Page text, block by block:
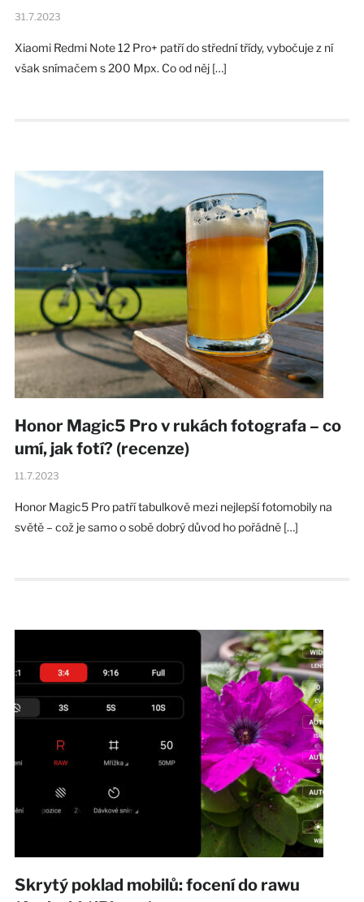
31.7.2023
Xiaomi Redmi Note 12 Pro+ patří do střední třídy, vybočuje z ní
však snímačem s 200 Mpx. Co od něj […]
Honor Magic5 Pro v rukách fotografa – co
umí, jak fotí? (recenze)
11.7.2023
Honor Magic5 Pro patří tabulkově mezi nejlepší fotomobily na
světě – což je samo o sobě dobrý důvod ho pořádně […]
Skrytý poklad mobilů: focení do rawu